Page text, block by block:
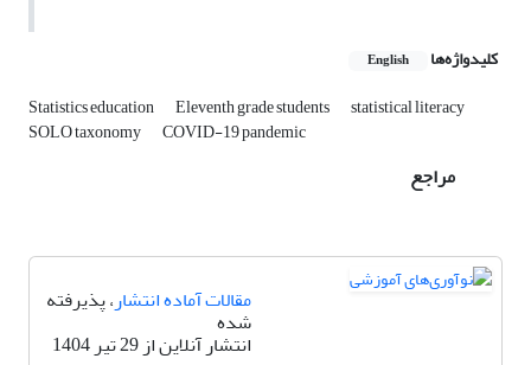
کلیدواژه‌ها English
Statistics education Eleventh grade students statistical literacy
SOLO taxonomy COVID-19 pandemic
مراجع
مقالات آماده انتشار، پذیرفته
شده
انتشار آنلاین از 29 تیر 1404